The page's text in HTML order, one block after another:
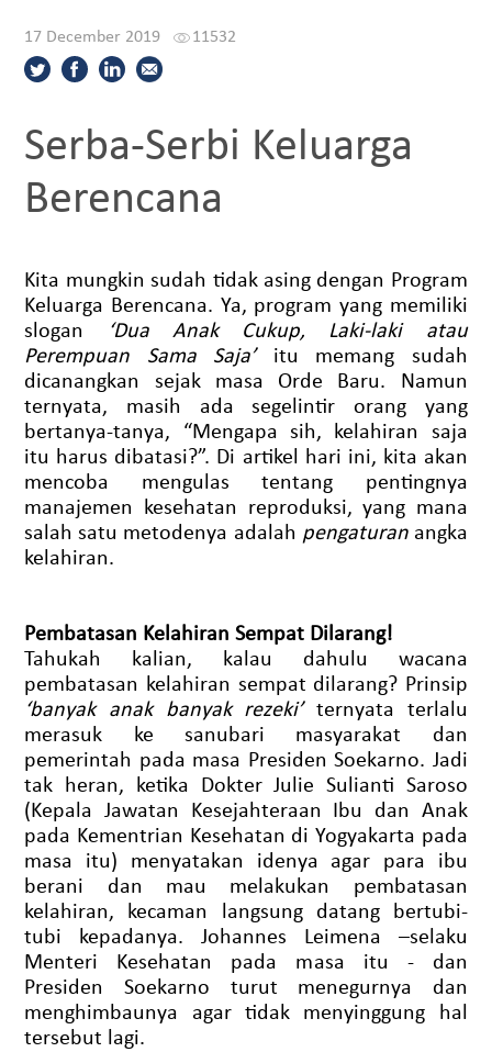
17 December 2019 11532
Serba-Serbi Keluarga
Berencana
Kita mungkin sudah tidak asing dengan Program
Keluarga Berencana. Ya, program yang memiliki
slogan
‘Dua Anak Cukup, Laki-laki atau
Perempuan Sama Saja’itu memang sudah
dicanangkan sejak masa Orde Baru. Namun
ternyata, masih ada segelintir orang yang
bertanya-tanya, “Mengapa sih, kelahiran saja
itu harus dibatasi?”. Di artikel hari ini, kita akan
mencoba mengulas tentang pentingnya
manajemen kesehatan reproduksi, yang mana
salah satu metodenya adalah pengaturan angka
kelahiran.
Pembatasan Kelahiran Sempat Dilarang!
Tahukah kalian, kalau dahulu wacana
pembatasan kelahiran sempat dilarang? Prinsip
‘banyak anak banyak rezeki’ternyata terlalu
merasuk ke sanubari masyarakat dan
pemerintah pada masa Presiden Soekarno. Jadi
tak heran, ketika Dokter Julie Sulianti Saroso
(Kepala Jawatan Kesejahteraan Ibu dan Anak
pada Kementrian Kesehatan di Yogyakarta pada
masa itu) menyatakan idenya agar para ibu
berani dan mau melakukan pembatasan
kelahiran, kecaman langsung datang bertubi-
tubi kepadanya. Johannes Leimena –selaku
Menteri Kesehatan pada masa itu - dan
Presiden Soekarno turut menegurnya dan
menghimbaunya agar tidak menyinggung hal
tersebut lagi.